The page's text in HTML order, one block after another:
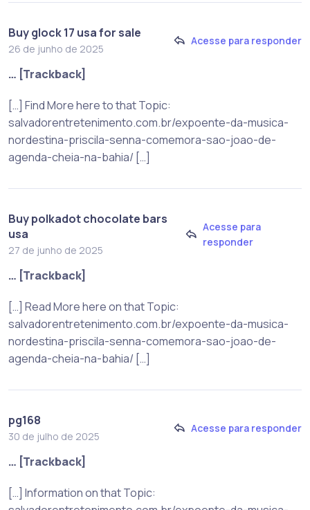
Buy glock 17 usa for sale
26 de junho de 2025
Acesse para responder
… [Trackback]
[…] Find More here to that Topic:
salvadorentretenimento.com.br/expoente-da-musica-
nordestina-priscila-senna-comemora-sao-joao-de-
agenda-cheia-na-bahia/ […]
Buy polkadot chocolate bars
usa
27 de junho de 2025
Acesse para
responder
… [Trackback]
[…] Read More here on that Topic:
salvadorentretenimento.com.br/expoente-da-musica-
nordestina-priscila-senna-comemora-sao-joao-de-
agenda-cheia-na-bahia/ […]
pg168
30 de julho de 2025
Acesse para responder
… [Trackback]
[…] Information on that Topic: